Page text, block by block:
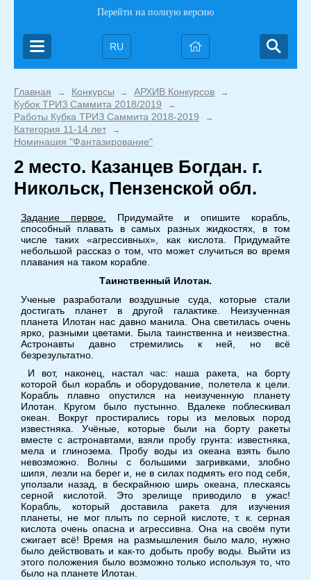
Перейти на полную версию
RU
Главная → Конкурсы → АРХИВ Конкурсов →
Кубок ТРИЗ Саммита 2018/2019 →
Работы Кубка ТРИЗ Саммита 2018-2019 →
Категория 11-14 лет →
Номинация "Фантазирование"
2 место. Казанцев Богдан. г.
Никольск, Пензенской обл.
Задание первое. Придумайте и опишите корабль,
способный плавать в самых разных жидкостях, в том
числе таких «агрессивных», как кислота. Придумайте
небольшой рассказ о том, что может случиться во время
плавания на таком корабле.
Таинственный Илотан.
Ученые разработали воздушные суда, которые стали
достигать планет в другой галактике. Неизученная
планета Илотан нас давно манила. Она светилась очень
ярко, разными цветами. Была таинственна и неизвестна.
Астронавты давно стремились к ней, но всё
безрезультатно.
И вот, наконец, настал час: наша ракета, на борту
которой был корабль и оборудование, полетела к цели.
Корабль плавно опустился на неизученную планету
Илотан. Кругом было пустынно. Вдалеке поблескивал
океан. Вокруг простирались горы из меловых пород
известняка. Учёные, которые были на борту ракеты
вместе с астронавтами, взяли пробу грунта: известняка,
мела и глинозема. Пробу воды из океана взять было
невозможно. Волны с большими загривками, злобно
шипя, лезли на берег и, не в силах подмять его под себя,
уползали назад, в бескрайнюю ширь океана, плескаясь
серной кислотой. Это зрелище приводило в ужас!
Корабль, который доставила ракета для изучения
планеты, не мог плыть по серной кислоте, т. к. серная
кислота очень опасна и агрессивна. Она на своём пути
сжигает всё! Время на размышления было мало, нужно
было действовать и как-то добыть пробу воды. Выйти из
этого положения было возможно только используя то, что
было на планете Илотан.